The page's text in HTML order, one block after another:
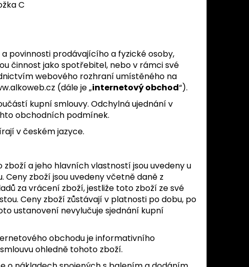
C
povinnosti prodávajícího a fyzické osoby,
činnost jako spotřebitel, nebo v rámci své
webového rozhraní umístěného na
(dále je „internetový obchod“).
kupní smlouvy. Odchylná ujednání v
obchodních podmínek.
v českém jazyce.
a jeho hlavních vlastností jsou uvedeny u
zboží jsou uvedeny včetně daně z
za vrácení zboží, jestliže toto zboží ze své
Ceny zboží zůstávají v platnosti po dobu, po
ustanovení nevylučuje sjednání kupní
obchodu je informativního
ohledně tohoto zboží.
SET – SADA NA
WHISKY